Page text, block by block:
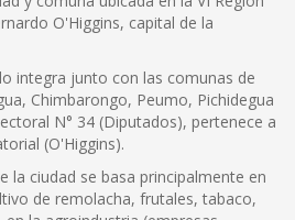
O'Higgins, capital de la
integra junto con las comunas de
Chimbarongo, Peumo, Pichidegua
N° 34 (Diputados), pertenece a
(O'Higgins).
la ciudad se basa principalmente en
de remolacha, frutales, tabaco,